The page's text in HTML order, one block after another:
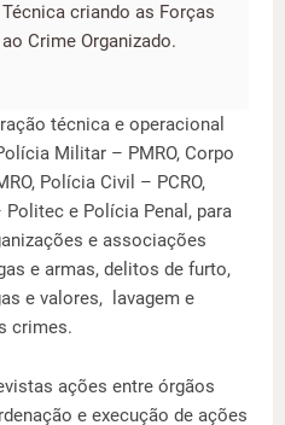
criando as Forças
Crime Organizado.
técnica e operacional
Militar – PMRO, Corpo
Polícia Civil – PCRO,
e Polícia Penal, para
e associações
e armas, delitos de furto,
e valores, lavagem e
crimes.
ações entre órgãos
e execução de ações